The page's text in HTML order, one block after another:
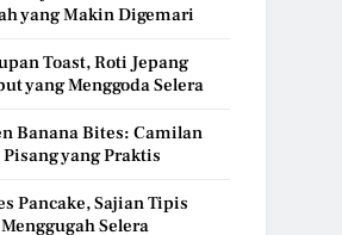
yang Makin Digemari
Toast, Roti Jepang
yang Menggoda Selera
Banana Bites: Camilan
yang Praktis
Pancake, Sajian Tipis
Selera